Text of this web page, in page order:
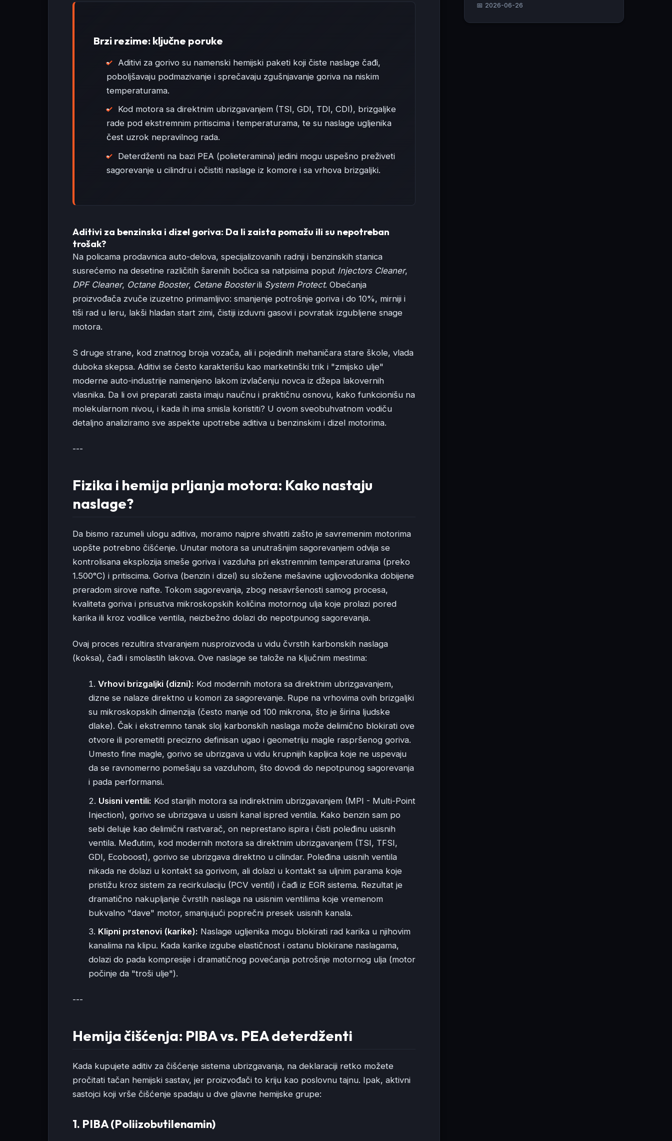
Brzi rezime: ključne poruke
Aditivi za gorivo su namenski hemijski paketi koji čiste naslage čađi,
poboljšavaju podmazivanje i sprečavaju zgušnjavanje goriva na niskim
temperaturama.
Kod motora sa direktnim ubrizgavanjem (TSI, GDI, TDI, CDI), brizgaljke
rade pod ekstremnim pritiscima i temperaturama, te su naslage ugljenika
čest uzrok nepravilnog rada.
Deterdženti na bazi PEA (polieteramina) jedini mogu uspešno preživeti
sagorevanje u cilindru i očistiti naslage iz komore i sa vrhova brizgaljki.
Aditivi za benzinska i dizel goriva: Da li zaista pomažu ili su nepotreban
trošak?
Na policama prodavnica auto-delova, specijalizovanih radnji i benzinskih stanica
susrećemo na desetine različitih šarenih bočica sa natpisima poput Injectors Cleaner,
DPF Cleaner, Octane Booster, Cetane Boosterili System Protect. Obećanja
proizvođača zvuče izuzetno primamljivo: smanjenje potrošnje goriva i do 10%, mirniji i
tiši rad u leru, lakši hladan start zimi, čistiji izduvni gasovi i povratak izgubljene snage
motora.
S druge strane, kod znatnog broja vozača, ali i pojedinih mehaničara stare škole, vlada
duboka skepsa. Aditivi se često karakterišu kao marketinški trik i "zmijsko ulje"
moderne auto-industrije namenjeno lakom izvlačenju novca iz džepa lakovernih
vlasnika. Da li ovi preparati zaista imaju naučnu i praktičnu osnovu, kako funkcionišu na
molekularnom nivou, i kada ih ima smisla koristiti? U ovom sveobuhvatnom vodiču
detaljno analiziramo sve aspekte upotrebe aditiva u benzinskim i dizel motorima.
---
Fizika i hemija prljanja motora: Kako nastaju
naslage?
Da bismo razumeli ulogu aditiva, moramo najpre shvatiti zašto je savremenim motorima
uopšte potrebno čišćenje. Unutar motora sa unutrašnjim sagorevanjem odvija se
kontrolisana eksplozija smeše goriva i vazduha pri ekstremnim temperaturama (preko
1.500°C) i pritiscima. Goriva (benzin i dizel) su složene mešavine ugljovodonika dobijene
preradom sirove nafte. Tokom sagorevanja, zbog nesavršenosti samog procesa,
kvaliteta goriva i prisustva mikroskopskih količina motornog ulja koje prolazi pored
karika ili kroz vodilice ventila, neizbežno dolazi do nepotpunog sagorevanja.
Ovaj proces rezultira stvaranjem nusproizvoda u vidu čvrstih karbonskih naslaga
(koksa), čađi i smolastih lakova. Ove naslage se talože na ključnim mestima:
Vrhovi brizgaljki (dizni): Kod modernih motora sa direktnim ubrizgavanjem,
dizne se nalaze direktno u komori za sagorevanje. Rupe na vrhovima ovih brizgaljki
su mikroskopskih dimenzija (često manje od 100 mikrona, što je širina ljudske
dlake). Čak i ekstremno tanak sloj karbonskih naslaga može delimično blokirati ove
otvore ili poremetiti precizno definisan ugao i geometriju magle raspršenog goriva.
Umesto fine magle, gorivo se ubrizgava u vidu krupnijih kapljica koje ne uspevaju
da se ravnomerno pomešaju sa vazduhom, što dovodi do nepotpunog sagorevanja
i pada performansi.
Usisni ventili: Kod starijih motora sa indirektnim ubrizgavanjem (MPI - Multi-Point
Injection), gorivo se ubrizgava u usisni kanal ispred ventila. Kako benzin sam po
sebi deluje kao delimični rastvarač, on neprestano ispira i čisti poleđinu usisnih
ventila. Međutim, kod modernih motora sa direktnim ubrizgavanjem (TSI, TFSI,
GDI, Ecoboost), gorivo se ubrizgava direktno u cilindar. Poleđina usisnih ventila
nikada ne dolazi u kontakt sa gorivom, ali dolazi u kontakt sa uljnim parama koje
pristižu kroz sistem za recirkulaciju (PCV ventil) i čađi iz EGR sistema. Rezultat je
dramatično nakupljanje čvrstih naslaga na usisnim ventilima koje vremenom
bukvalno "dave" motor, smanjujući poprečni presek usisnih kanala.
Klipni prstenovi (karike): Naslage ugljenika mogu blokirati rad karika u njihovim
kanalima na klipu. Kada karike izgube elastičnost i ostanu blokirane naslagama,
dolazi do pada kompresije i dramatičnog povećanja potrošnje motornog ulja (motor
počinje da "troši ulje").
---
Hemija čišćenja: PIBA vs. PEA deterdženti
Kada kupujete aditiv za čišćenje sistema ubrizgavanja, na deklaraciji retko možete
pročitati tačan hemijski sastav, jer proizvođači to kriju kao poslovnu tajnu. Ipak, aktivni
sastojci koji vrše čišćenje spadaju u dve glavne hemijske grupe:
1. PIBA (Poliizobutilenamin)
📅 2026-06-26